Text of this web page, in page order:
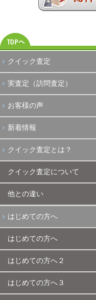
クイック査定
実査定（訪問査定）
お客様の声
新着情報
クイック査定とは？
クイック査定について
他との違い
はじめての方へ
はじめての方へ
はじめての方へ２
はじめての方へ３